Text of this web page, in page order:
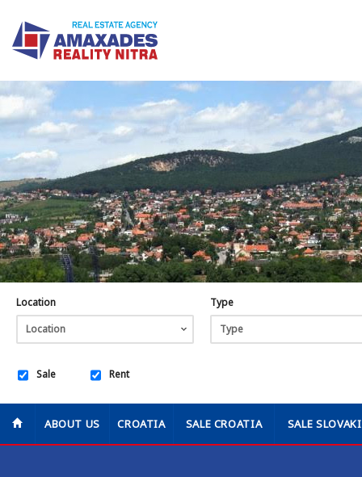
ABOUT US CROATIA SALE CROATIA SALE
Location
Location
Type
Type
Sale Rent